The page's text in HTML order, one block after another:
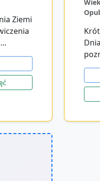
Ziemi